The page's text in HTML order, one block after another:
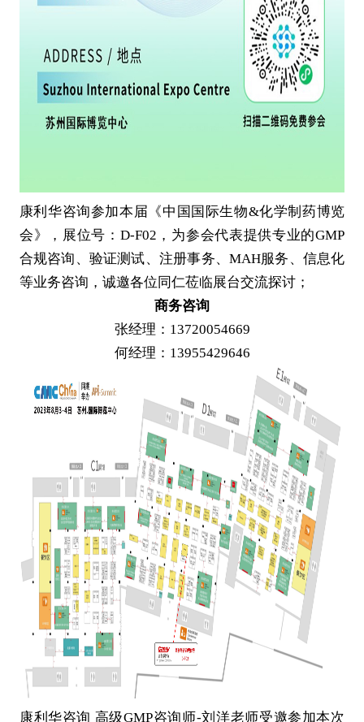
康利华咨询参加本届《中国国际生物&化学制药博览
会》，展位号：D-F02，为参会代表提供专业的GMP
合规咨询、验证测试、注册事务、MAH服务、信息化
等业务咨询，诚邀各位同仁莅临展台交流探讨；
商务咨询
张经理：13720054669
何经理：13955429646
康利华咨询 高级GMP咨询师-刘洋老师受邀参加本次